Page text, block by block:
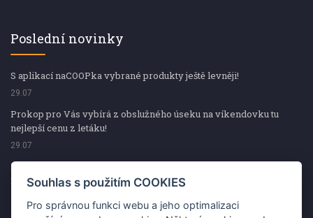
Poslední novinky
S aplikací naCOOPka vybrané produkty ještě levněji!
29.07
Prokop pro Vás vybírá z obslužného úseku na víkendovku tu
nejlepší cenu z letáku!
29.07
Prokop pro Vás vybírá z obslužného úseku na víkendovku tu
nejlepší cenu z letáku!
Souhlas s použitím COOKIES
Pro správnou funkci webu a jeho optimalizaci